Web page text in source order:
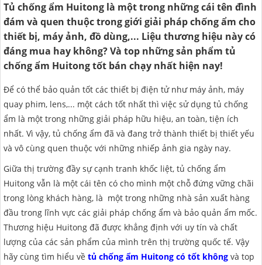
MÁY HÚT ẨM LỌC KHÔNG KHÍ
MÁY HÚT ẨM TREO TRẦN
MÁY HÚT ẨM FUJIE
MÁY HÚT ẨM DRY MAX
MÁY HÚT ẨM ROTOR
MÁY HÚT ẨM HARISON
MÁY HÚT ẨM FUJIHAIA
MÁY HÚT ẨM SHARP
MÁY HÚT ẨM EDISON
TỦ CHỐNG ẨM AILITE
TỦ CHỐNG ẨM DIGI - CABI
ĐIỀU HÒA DI ĐỘNG FUJIHOME
ĐIỀU HÒA DI ĐỘNG CÔNG NGHIỆP AIRKO
MÁY LỌC KHÔNG KHÍ KOSMEN
MÁY LỌC KHÔNG KHÍ SHARP
MÁY LỌC KHÔNG KHÍ BOHMANN
MÁY LỌC KHÔNG KHÍ DR CLEAN
MÁY LỌC KHÔNG KHÍ LG
MÁY LỌC KHÔNG KHÍ FUJIE
MÁY LỌC KHÔNG KHÍ HITACHI
MÁY LỌC KHÔNG KHÍ PANASONIC
MÁY LỌC KHÔNG KHÍ Ô TÔ
MÁY LÀM ĐÁ VIÊN FUJIHOME
GIA DỤNG THÔNG MINH KOSMEN
GIA DỤNG THÔNG MINH FUJIHOME
MÁY CẤP KHÍ TƯƠI
MÁY HÚT ẨM LỌC KHÔNG KHÍ
MÁY HÚT ẨM TREO TRẦN
MÁY HÚT ẨM FUJIE
MÁY HÚT ẨM DRY MAX
MÁY HÚT ẨM ROTOR
MÁY HÚT ẨM HARISON
MÁY HÚT ẨM FUJIHAIA
MÁY HÚT ẨM SHARP
MÁY HÚT ẨM EDISON
MIỀN BẮC
KHUYẾN MẠI
TIN CÔNG TY
THỜI TIẾT HÔM NAY
TIN TỨC MÁY HÚT ẨM
TIN TỨC MÁY LẠNH DI ĐỘNG
TIN TỨC TỦ CHỐNG ẨM
TIN TỨC QUẠT ĐỐI LƯU
TP HỒ CHÍ MINH
BÌNH DƯƠNG
TÂY NINH
BẾN TRE
LONG AN
ĐỒNG NAI
SƠN LA
AN GIANG
ĐỒNG THÁP
KHÁNH HÒA
LIÊN HỆ
Tủ chống ẩm Huitong là một trong những cái tên đình
đám và quen thuộc trong giới giải pháp chống ẩm cho
thiết bị, máy ảnh, đồ dùng,... Liệu thương hiệu này có
đáng mua hay không? Và top những sản phẩm tủ
chống ẩm Huitong tốt bán chạy nhất hiện nay!
Để có thể bảo quản tốt các thiết bị điện tử như máy ảnh, máy
quay phim, lens,... một cách tốt nhất thì việc sử dụng tủ chống
ẩm là một trong những giải pháp hữu hiệu, an toàn, tiện ích
nhất. Vì vậy, tủ chống ẩm đã và đang trở thành thiết bị thiết yếu
và vô cùng quen thuộc với những nhiếp ảnh gia ngày nay.
Giữa thị trường đầy sự cạnh tranh khốc liệt, tủ chống ẩm
Huitong vẫn là một cái tên có cho mình một chỗ đứng vững chãi
trong lòng khách hàng, là một trong những nhà sản xuất hàng
đầu trong lĩnh vực các giải pháp chống ẩm và bảo quản ẩm mốc.
Thương hiệu Huitong đã được khẳng định với uy tín và chất
lượng của các sản phẩm của mình trên thị trường quốc tế. Vậy
hãy cùng tìm hiểu về tủ chống ẩm Huitong có tốt không và top